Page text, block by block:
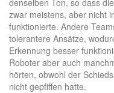
zwar meistens, aber nicht
funktionierte. Andere
tolerantere Ansätze,
Erkennung besser
Roboter aber auch
hörten, obwohl der
nicht gepfiffen hatte.